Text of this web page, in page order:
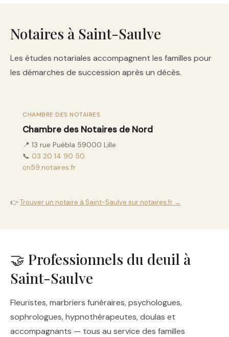
Notaires à Saint-Saulve
Les études notariales accompagnent les familles pour
les démarches de succession après un décès.
CHAMBRE DES NOTAIRES
Chambre des Notaires de Nord
📍 13 rue Puébla 59000 Lille
📞 03 20 14 90 50
cn59.notaires.fr
👉Trouver un notaire à Saint-Saulve sur notaires.fr →
🤝 Professionnels du deuil à
Saint-Saulve
Fleuristes, marbriers funéraires, psychologues,
sophrologues, hypnothérapeutes, doulas et
accompagnants — tous au service des familles